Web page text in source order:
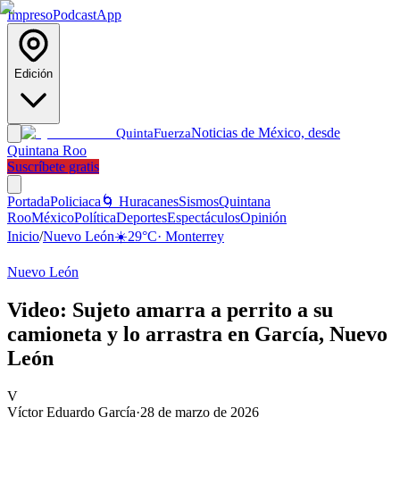
ImpresoPodcastApp
Edición
QuintaFuerzaNoticias de México, desde
Quintana Roo
Suscríbete gratis
PortadaPoliciaca 🌀 HuracanesSismosQuintana
RooMéxicoPolíticaDeportesEspectáculosOpinión
Inicio/Nuevo León☀️29°C· Monterrey
Nuevo León
Video: Sujeto amarra a perrito a su
camioneta y lo arrastra en García, Nuevo
León
V
Víctor Eduardo García·28 de marzo de 2026